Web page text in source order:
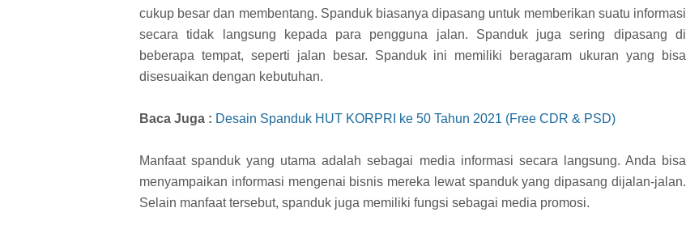
cukup besar dan membentang. Spanduk biasanya dipasang untuk memberikan suatu informasi
secara tidak langsung kepada para pengguna jalan. Spanduk juga sering dipasang di
beberapa tempat, seperti jalan besar. Spanduk ini memiliki beragaram ukuran yang bisa
disesuaikan dengan kebutuhan.
Baca Juga : Desain Spanduk HUT KORPRI ke 50 Tahun 2021 (Free CDR & PSD)
Manfaat spanduk yang utama adalah sebagai media informasi secara langsung. Anda bisa
menyampaikan informasi mengenai bisnis mereka lewat spanduk yang dipasang dijalan-jalan.
Selain manfaat tersebut, spanduk juga memiliki fungsi sebagai media promosi.